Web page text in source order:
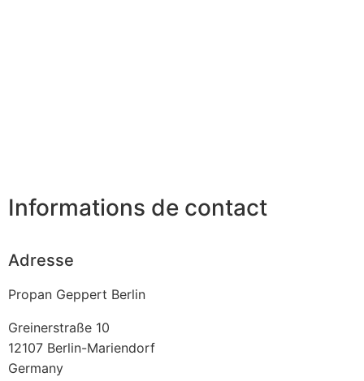
Informations de contact
Adresse
Propan Geppert Berlin
Greinerstraße 10
12107 Berlin-Mariendorf
Germany